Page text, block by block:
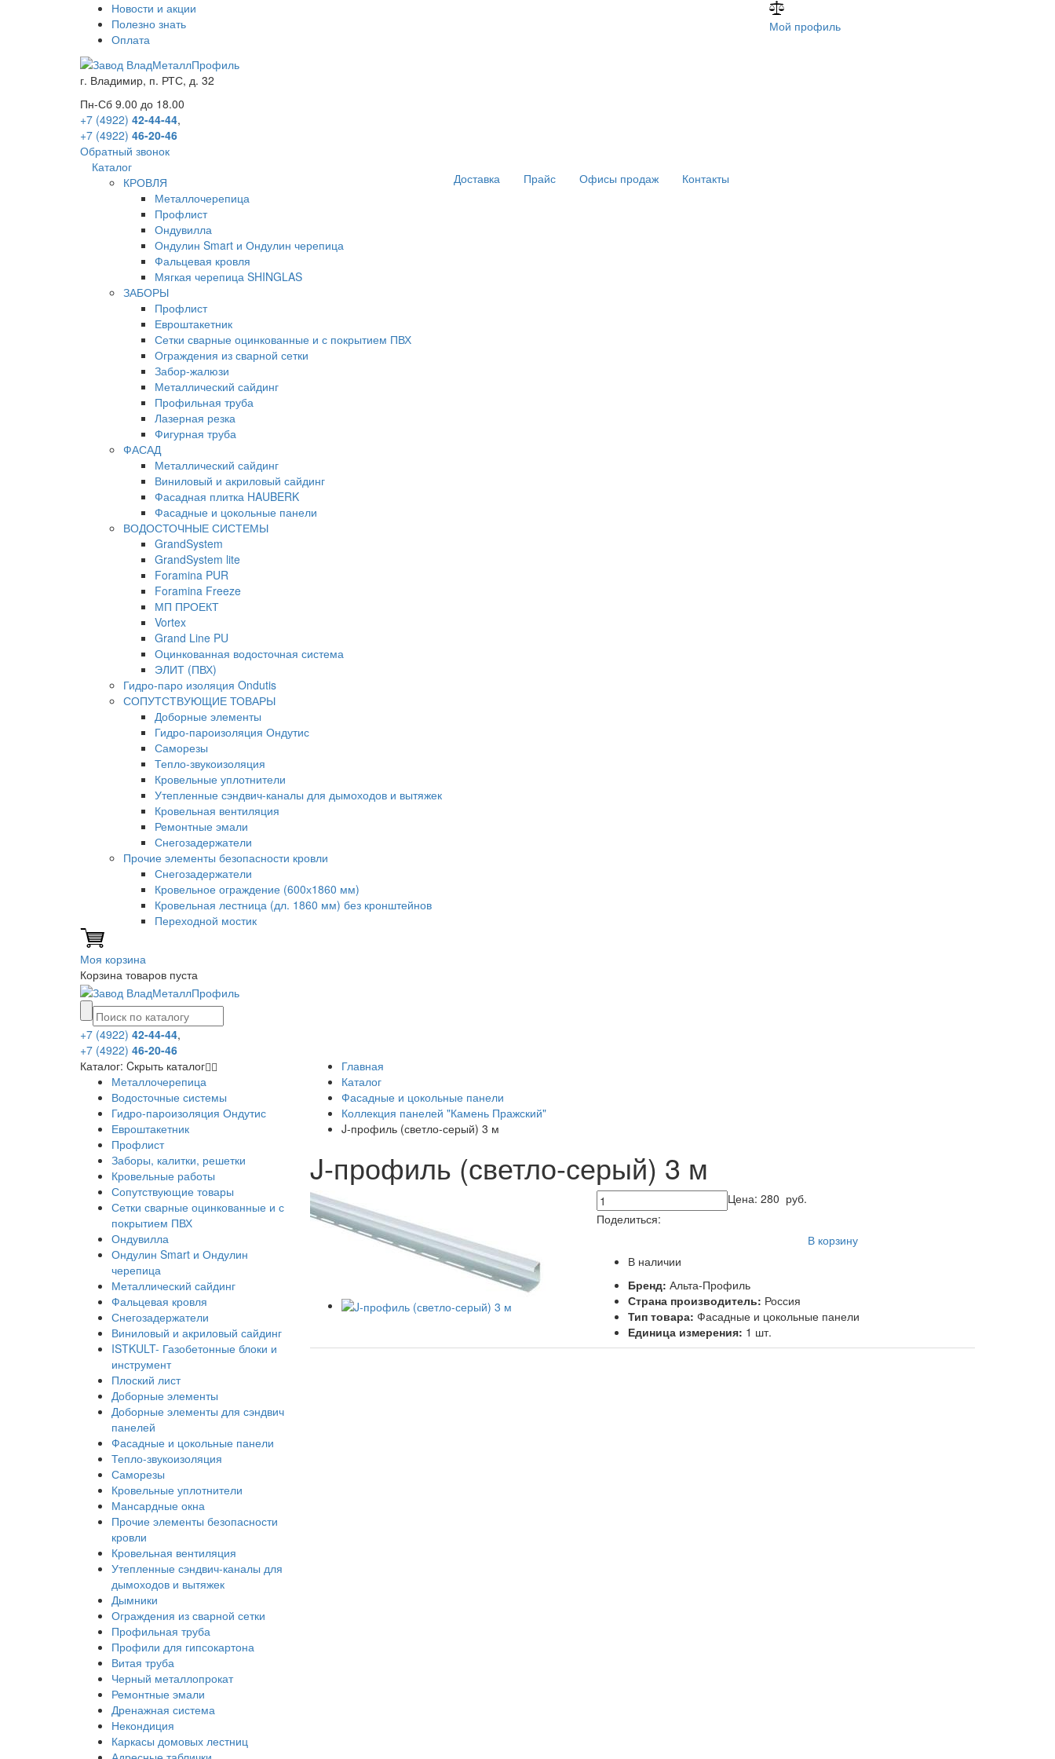
Новости и акции
Полезно знать
Оплата
Мой профиль
г. Владимир, п. РТС, д. 32
Пн-Сб 9.00 до 18.00
+7 (4922) 42-44-44,
+7 (4922) 46-20-46
Обратный звонок
Каталог
КРОВЛЯ
Металлочерепица
Профлист
Ондувилла
Ондулин Smart и Ондулин черепица
Фальцевая кровля
Мягкая черепица SHINGLAS
ЗАБОРЫ
Профлист
Евроштакетник
Сетки сварные оцинкованные и с покрытием ПВХ
Ограждения из сварной сетки
Забор-жалюзи
Металлический сайдинг
Профильная труба
Лазерная резка
Фигурная труба
ФАСАД
Металлический сайдинг
Виниловый и акриловый сайдинг
Фасадная плитка HAUBERK
Фасадные и цокольные панели
ВОДОСТОЧНЫЕ СИСТЕМЫ
GrandSystem
GrandSystem lite
Foramina PUR
Foramina Freeze
МП ПРОЕКТ
Vortex
Grand Line PU
Оцинкованная водосточная система
ЭЛИТ (ПВХ)
Гидро-паро изоляция Ondutis
СОПУТСТВУЮЩИЕ ТОВАРЫ
Доборные элементы
Гидро-пароизоляция Ондутис
Саморезы
Тепло-звукоизоляция
Кровельные уплотнители
Утепленные сэндвич-каналы для дымоходов и вытяжек
Кровельная вентиляция
Ремонтные эмали
Снегозадержатели
Прочие элементы безопасности кровли
Снегозадержатели
Кровельное ограждение (600х1860 мм)
Кровельная лестница (дл. 1860 мм) без кронштейнов
Переходной мостик
Доставка Прайс Офисы продаж Контакты
Моя корзина
Корзина товаров пуста
+7 (4922) 42-44-44,
+7 (4922) 46-20-46
Каталог: Cкрыть каталог
Металлочерепица
Водосточные системы
Гидро-пароизоляция Ондутис
Евроштакетник
Профлист
Заборы, калитки, решетки
Кровельные работы
Сопутствующие товары
Сетки сварные оцинкованные и с
покрытием ПВХ
Ондувилла
Ондулин Smart и Ондулин
черепица
Металлический сайдинг
Фальцевая кровля
Снегозадержатели
Виниловый и акриловый сайдинг
ISTKULT- Газобетонные блоки и
инструмент
Плоский лист
Доборные элементы
Доборные элементы для сэндвич
панелей
Фасадные и цокольные панели
Тепло-звукоизоляция
Саморезы
Кровельные уплотнители
Мансардные окна
Прочие элементы безопасности
кровли
Кровельная вентиляция
Утепленные сэндвич-каналы для
дымоходов и вытяжек
Дымники
Ограждения из сварной сетки
Профильная труба
Профили для гипсокартона
Витая труба
Черный металлопрокат
Ремонтные эмали
Дренажная система
Некондиция
Каркасы домовых лестниц
Главная
Каталог
Фасадные и цокольные панели
Коллекция панелей "Камень Пражский"
J-профиль (светло-серый) 3 м
J-профиль (светло-серый) 3 м
Цена:280 руб.
Поделиться:
В корзину
В наличии
Бренд:Альта-Профиль
Страна производитель: Россия
Тип товара:Фасадные и цокольные панели
Единица измерения: 1 шт.